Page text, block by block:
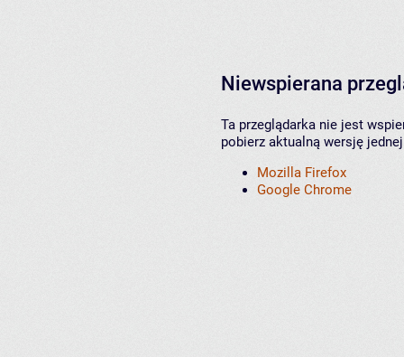
Niewspierana
Ta przeglądarka nie jest
pobierz aktualną wersję
Mozilla Firefox
Google Chrome